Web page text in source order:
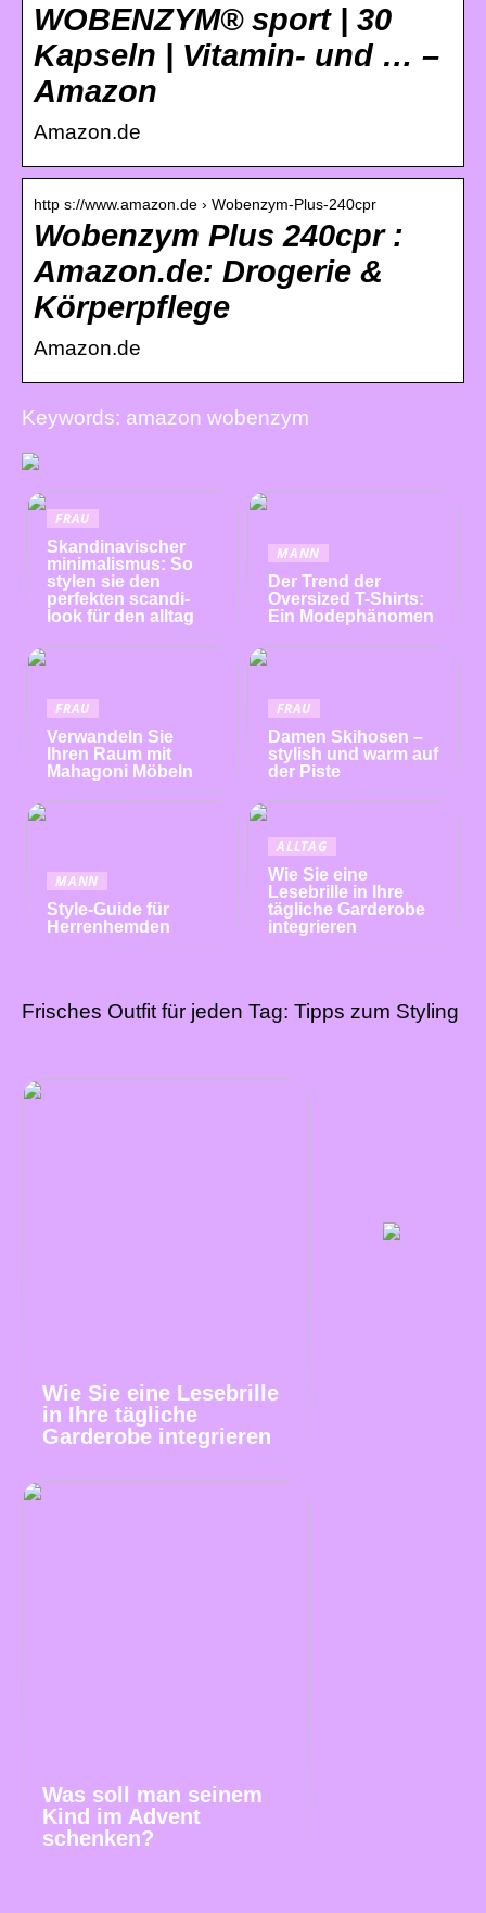
WOBENZYM® sport | 30
Kapseln | Vitamin- und … –
Amazon
Amazon.de
http s://www.amazon.de › Wobenzym-Plus-240cpr
Wobenzym Plus 240cpr :
Amazon.de: Drogerie &
Körperpflege
Amazon.de
Keywords: amazon wobenzym
FRAU
Skandinavischer
minimalismus: So
stylen sie den
perfekten scandi-
look für den alltag
MANN
Der Trend der
Oversized T-Shirts:
Ein Modephänomen
FRAU
Verwandeln Sie
Ihren Raum mit
Mahagoni Möbeln
FRAU
Damen Skihosen –
stylish und warm auf
der Piste
MANN
Style-Guide für
Herrenhemden
ALLTAG
Wie Sie eine
Lesebrille in Ihre
tägliche Garderobe
integrieren
Frisches Outfit für jeden Tag: Tipps zum Styling
Wie Sie eine Lesebrille
in Ihre tägliche
Garderobe integrieren
Was soll man seinem
Kind im Advent
schenken?